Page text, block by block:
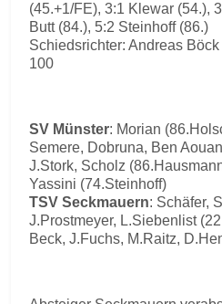
(45.+1/FE), 3:1 Klewar (54.),
Butt (84.), 5:2 Steinhoff (86.)
Schiedsrichter: Andreas
100
SV Münster: Morian
Semere, Dobruna, Ben
J.Stork, Scholz
Yassini (74.Steinhoff)
TSV Seckmauern: Schäfer,
J.Prostmeyer, L.Siebenlist
Beck, J.Fuchs, M.Raitz,